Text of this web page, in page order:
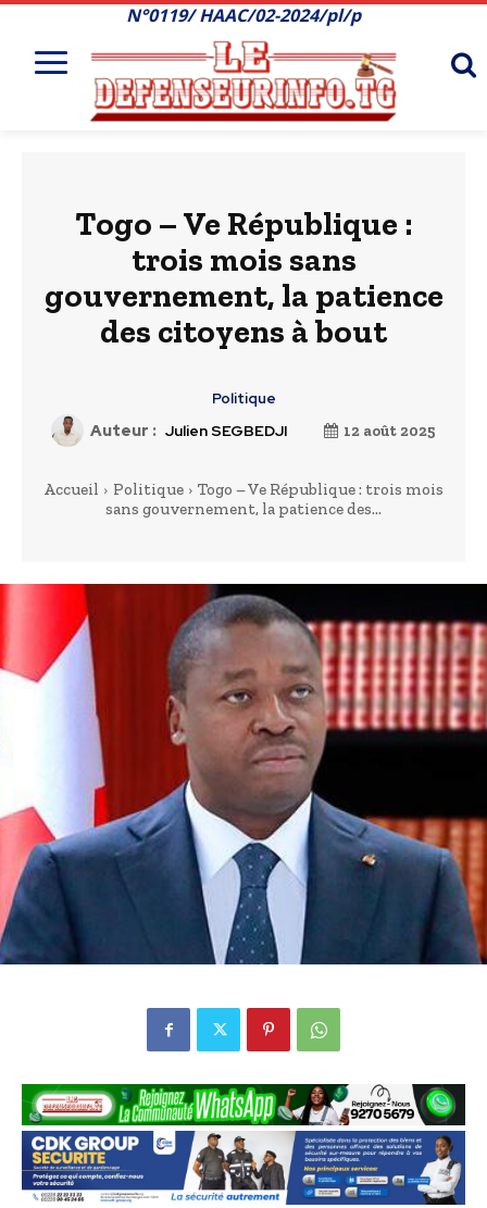
N°0119/ HAAC/02-2024/pl/p
Togo – Ve République :
trois mois sans
gouvernement, la patience
des citoyens à bout
Politique
Auteur : Julien SEGBEDJI 12 août 2025
Accueil Politique
Togo – Ve République : trois mois
sans gouvernement, la patience des...